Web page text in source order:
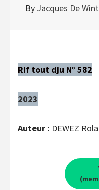
By Jacques De
Rif tout dju N° 582
2023
Auteur : DEWEZ